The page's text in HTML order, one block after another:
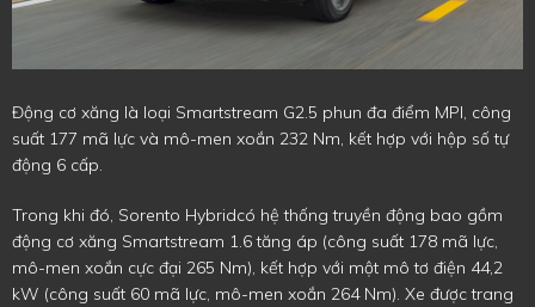
Động cơ xăng là loại Smartstream G2.5 phun đa điểm MPI, công
suất 177 mã lực và mô-men xoắn 232 Nm, kết hợp với hộp số tự
động 6 cấp.
Trong khi đó, Sorento Hybridcó hệ thống truyền động bao gồm
động cơ xăng Smartstream 1.6 tăng áp (công suất 178 mã lực,
mô-men xoắn cực đại 265 Nm), kết hợp với một mô tơ điện 44,2
kW (công suất 60 mã lực, mô-men xoắn 264 Nm). Xe được trang